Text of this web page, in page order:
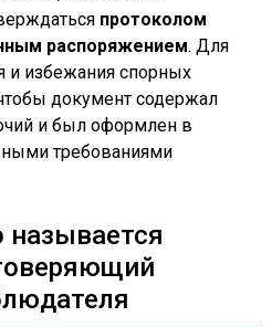
протоколом
распоряжением. Для
и избежания спорных
документ содержал
и был оформлен в
требованиями